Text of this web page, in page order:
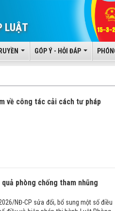
LUẬT
GÓP Ý - HỎI ĐÁP
về công tác cải cách tư pháp
phòng chống tham nhũng
NĐ-CP sửa đổi, bổ sung một số điều